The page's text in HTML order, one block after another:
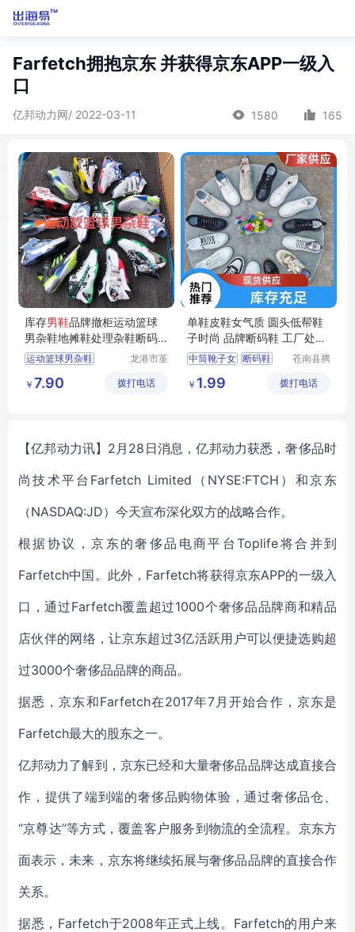
Farfetch拥抱京东 并获得京东APP一级入
口
亿邦动力网/ 2022-03-11 1580 165
库存男鞋品牌撤柜运动篮球
男杂鞋地摊鞋处理杂鞋断码
鞋库存鞋
运动篮球男杂鞋
男鞋厂家
龙港市堇
￥ 7.90 拨打电话
单鞋皮鞋女气质 圆头低帮鞋
子时尚 品牌断码鞋 工厂处理
鞋
中筒靴子女 断码鞋
跑步鞋男轻便
苍南县腾
务商行
￥ 1.99 拨打电话
【亿邦动力讯】2月28日消息，亿邦动力获悉，奢侈品时
尚技术平台Farfetch Limited（NYSE:FTCH）和京东
（NASDAQ:JD）今天宣布深化双方的战略合作。
根据协议，京东的奢侈品电商平台Toplife将合并到
Farfetch中国。此外，Farfetch将获得京东APP的一级入
口，通过Farfetch覆盖超过1000个奢侈品品牌商和精品
店伙伴的网络，让京东超过3亿活跃用户可以便捷选购超
过3000个奢侈品品牌的商品。
据悉，京东和Farfetch在2017年7月开始合作，京东是
Farfetch最大的股东之一。
亿邦动力了解到，京东已经和大量奢侈品品牌达成直接合
作，提供了端到端的奢侈品购物体验，通过奢侈品仓、
“京尊达”等方式，覆盖客户服务到物流的全流程。京东方
面表示，未来，京东将继续拓展与奢侈品品牌的直接合作
关系。
据悉，Farfetch于2008年正式上线。Farfetch的用户来